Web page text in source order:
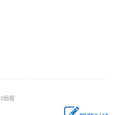
0追蹤